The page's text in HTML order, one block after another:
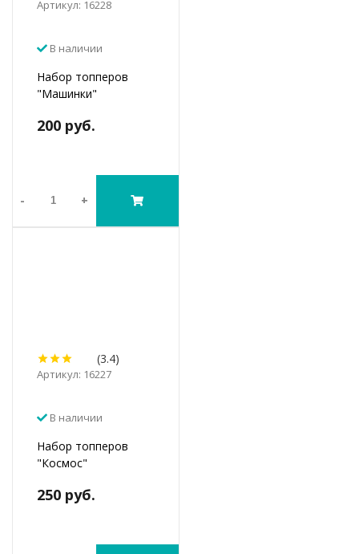
Артикул: 16228
В наличии
Набор топперов
"Машинки"
200 руб.
- +
(3.4)
Артикул: 16227
В наличии
Набор топперов
"Космос"
250 руб.